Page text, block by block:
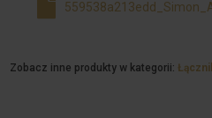
Zobacz inne produkty w kategorii: